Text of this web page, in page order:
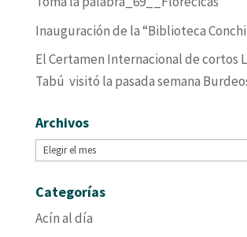
Inauguración de la “Biblioteca
El Certamen Internacional de cortos
Tabú visitó la pasada semana
Archivos
Archivos
Categorías
Acín al día